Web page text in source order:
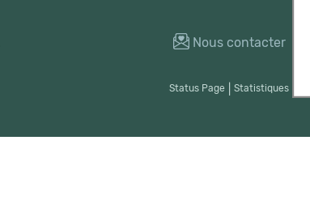
Nous contacter
Status Page Statistiques